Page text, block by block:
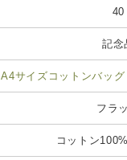
40
記念
A4サイズコットンバッ
フラ
コットン